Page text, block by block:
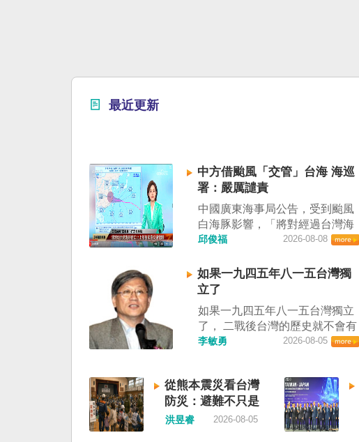
最近更新
中方借颱風「交管」台海 海巡
署：嚴厲譴責
中國廣東海事局公告，受到颱風
白海豚影響，「將對經過台灣海
峽南口北上船舶實施交通管
調中國無任何權利在台灣海峽實
施交通管制。（圖擷取自中國央
明 極其可笑 中國廣東海事局公
告，受到颱風白海豚影響，「將
對經過台灣海峽南口北上船舶實
駁斥，強調中國無任何權利在台
灣海峽實施交通管制。陸委會也
表示，中共假借颱風名義聲稱管
制相關海域，違反聯合國海洋法
邱俊福 2026-08-08
如果一九四五年八一五台灣獨
立了
如果一九四五年八一五台灣獨立
了， 二戰後台灣的歷史就不會有
中國國民黨，也不會捲入迄今仍
了，中國是中國，台灣是台灣。
兩岸已有正常外交，中國也可致
力提升國民福祉。 如果一九四五
年八一五台灣獨立了，就像二戰
李敏勇 2026-08-05
從熊本震災看台灣
防災：避難不只是
撤離，更是生活保
洪昱睿 2026-08-05